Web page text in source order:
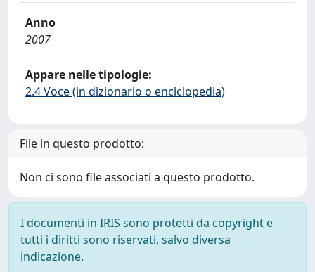
Anno
2007
Appare nelle tipologie:
2.4 Voce (in dizionario o enciclopedia)
File in questo prodotto:
Non ci sono file associati a questo prodotto.
I documenti in IRIS sono protetti da copyright e
tutti i diritti sono riservati, salvo diversa
indicazione.